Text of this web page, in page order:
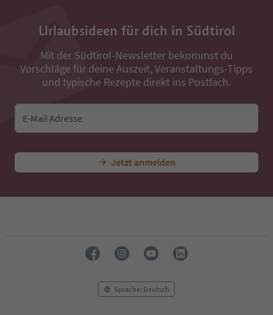
Urlaubsideen für dich in Südtirol
Mit der Südtirol-Newsletter bekommst du
Vorschläge für deine Auszeit, Veranstaltungs-Tipps
und typische Rezepte direkt ins Postfach.
E-Mail Adresse
Jetzt anmelden
Sprache: Deutsch